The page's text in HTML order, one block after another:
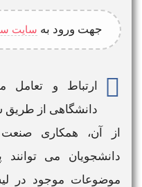
جهت ورود به سایت
ارتباط و تعامل
دانشگاهی از طریق
از آن، همکاری
دانشجویان می توانند
موضوعات موجود در